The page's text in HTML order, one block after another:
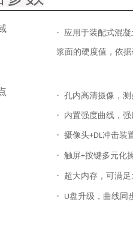
· 应用于装配式混
浆面的硬度值，依
· 孔内高清摄像，测
· 内置强度曲线，强
· 摄像头+DL冲击装
· 触屏+按键多元化
· 超大内存，可满足
· U盘升级，曲线同